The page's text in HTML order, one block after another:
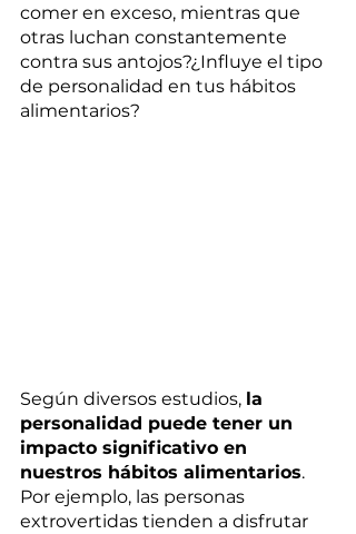
comer en exceso, mientras que
otras luchan constantemente
contra sus antojos?¿Influye el tipo
de personalidad en tus hábitos
alimentarios?
Según diversos estudios, la
personalidad puede tener un
impacto significativo en
nuestros hábitos alimentarios.
Por ejemplo, las personas
extrovertidas tienden a disfrutar